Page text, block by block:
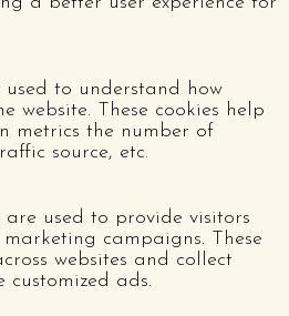
to understand how
website. These cookies help
metrics the number of
source, etc.
are used to provide visitors
campaigns. These
websites and collect
ads.